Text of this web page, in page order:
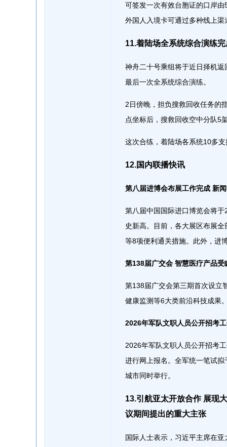
可签发一次有效台胞证的口岸
外国人入境卡可通过多种线上渠
11.着陆场全系统综合演练
神舟二十号乘组将于近日择机
最后一次全系统综合演练。
2日傍晚，担负搜救回收任务的
点坐标后，搜救回收空中分队5
这次合练，着陆场各系统10多
12.国内联播快讯
第八届进博会布展工作完成 新
第八届中国国际进口博览会将
史新高。目前，各大展区布展
等8项便利通关措施。此外，进
第138届广交会 智慧医疗产品受
第138届广交会第三期首次设立
健康监测等6大类前沿科技成果
2026年军队文职人员公开招考
2026年军队文职人员公开招考
进行网上报名。全军统一笔试
城市同时举行。
13.引航亚太开放合作 展现
议期间提出的重大主张
国际人士表示，习近平主席在